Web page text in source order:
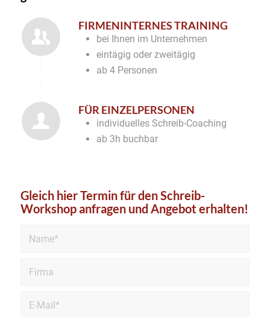
FIRMENINTERNES TRAINING
bei Ihnen im Unternehmen
eintägig oder zweitägig
ab 4 Personen
FÜR EINZELPERSONEN
individuelles Schreib-Coaching
ab 3h buchbar
Gleich hier Termin für den Schreib-
Workshop anfragen und Angebot erhalten!